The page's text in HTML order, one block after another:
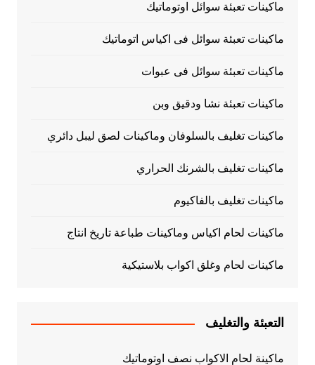
ماكينات تعبئة سوائل اوتوماتيك
ماكينات تعبئة سوائل فى اكياس اتوماتيك
ماكينات تعبئة سوائل فى عبوات
ماكينات تعبئة نشا ودقيق وبن
ماكينات تغليف بالسلوفان وماكينات لصق ليبل دائري
ماكينات تغليف بالشرنك الحراري
ماكينات تغليف بالفاكيوم
ماكينات لحام اكياس وماكينات طباعة تاريخ انتاج
ماكينات لحام وغلق اكواب بلاستيكية
التعبئة والتغليف
ماكينة لحام الاكواب نصف اوتوماتيك